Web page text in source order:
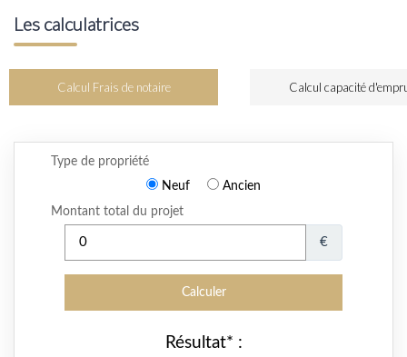
Les calculatrices
Calcul Frais de notaire Calcul capacité